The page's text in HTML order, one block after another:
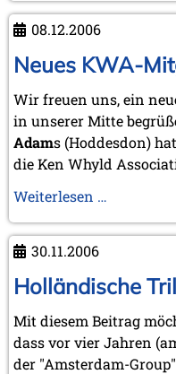
08.12.2006
Neues KWA-
Wir freuen uns, ein
in unserer Mitte
Adams (Hoddesdon)
die Ken Whyld
Weiterlesen …
Mitglied
Adams
30.11.2006
Holländische
Mit diesem Beitrag
dass vor vier Jahren
der "Amsterdam-